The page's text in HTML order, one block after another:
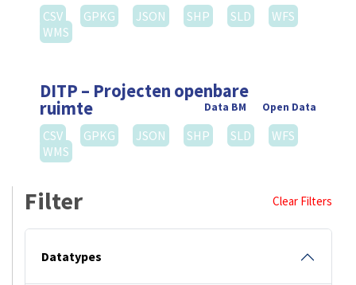
CSV
GPKG JSON SHP SLD
WFS
WMS
DITP – Projecten openbare
ruimte Open Data
Data BM
CSV GPKG JSON SHP SLD
WFS
WMS
Filter Clear Filters
Datatypes